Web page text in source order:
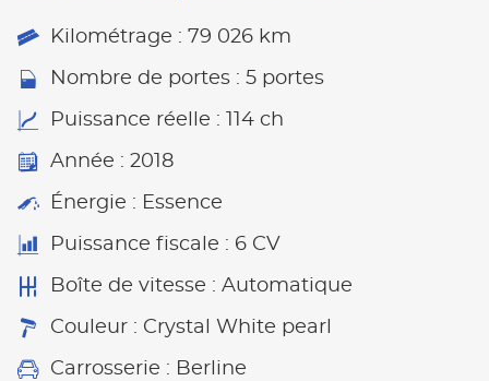
Kilométrage : 79 026 km
Nombre de portes : 5 portes
Puissance réelle : 114 ch
Année : 2018
Énergie : Essence
Puissance fiscale : 6 CV
Boîte de vitesse : Automatique
Couleur : Crystal White pearl
Carrosserie : Berline